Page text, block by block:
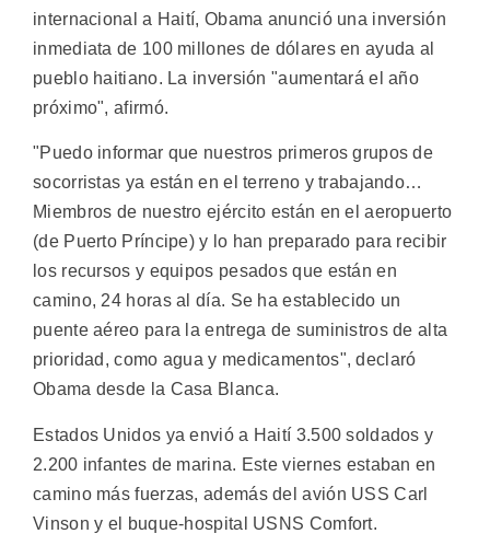
internacional a Haití, Obama anunció una inversión
inmediata de 100 millones de dólares en ayuda al
pueblo haitiano. La inversión "aumentará el año
próximo", afirmó.
"Puedo informar que nuestros primeros grupos de
socorristas ya están en el terreno y trabajando…
Miembros de nuestro ejército están en el aeropuerto
(de Puerto Príncipe) y lo han preparado para recibir
los recursos y equipos pesados que están en
camino, 24 horas al día. Se ha establecido un
puente aéreo para la entrega de suministros de alta
prioridad, como agua y medicamentos", declaró
Obama desde la Casa Blanca.
Estados Unidos ya envió a Haití 3.500 soldados y
2.200 infantes de marina. Este viernes estaban en
camino más fuerzas, además del avión USS Carl
Vinson y el buque-hospital USNS Comfort.